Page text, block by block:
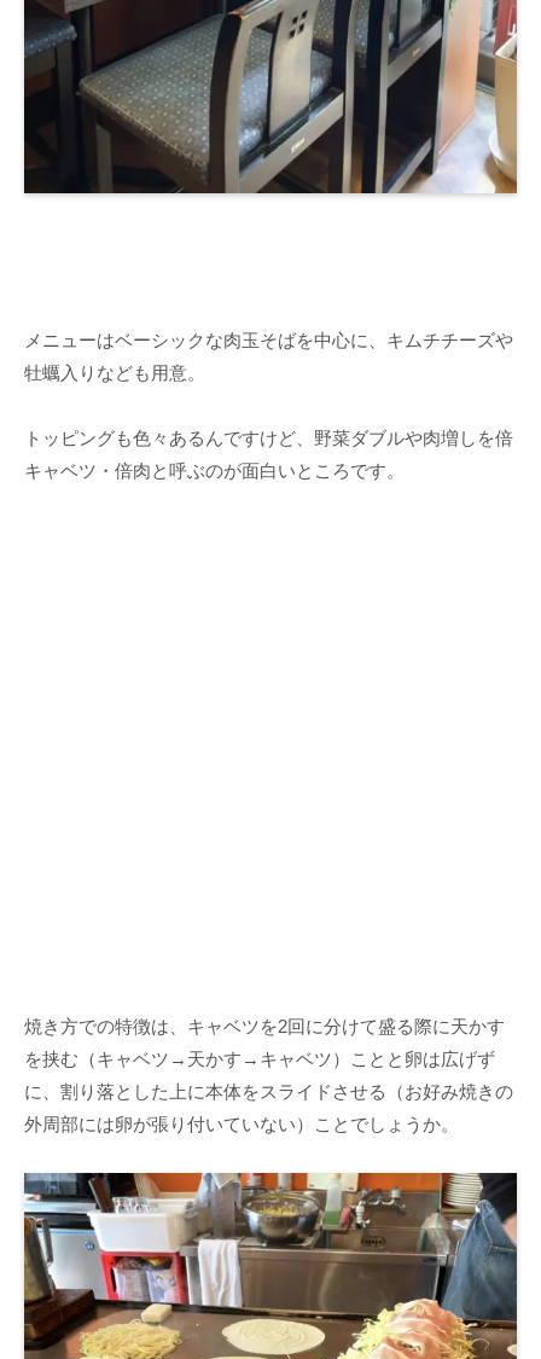
メニューはベーシックな肉玉そばを中心に、キムチチーズや
牡蠣入りなども用意。
トッピングも色々あるんですけど、野菜ダブルや肉増しを倍
キャベツ・倍肉と呼ぶのが面白いところです。
焼き方での特徴は、キャベツを2回に分けて盛る際に天かす
を挟む（キャベツ→天かす→キャベツ）ことと卵は広げず
に、割り落とした上に本体をスライドさせる（お好み焼きの
外周部には卵が張り付いていない）ことでしょうか。